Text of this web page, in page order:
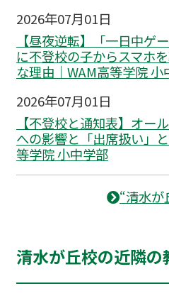
2026年07月01日
【昼夜逆転】「一日中
に不登校の子からスマホ
な理由｜WAM高等学院 小
2026年07月01日
【不登校と通知表】オー
への影響と「出席扱い」
等学院 小中学部
“清水が
清水が丘校の近隣の